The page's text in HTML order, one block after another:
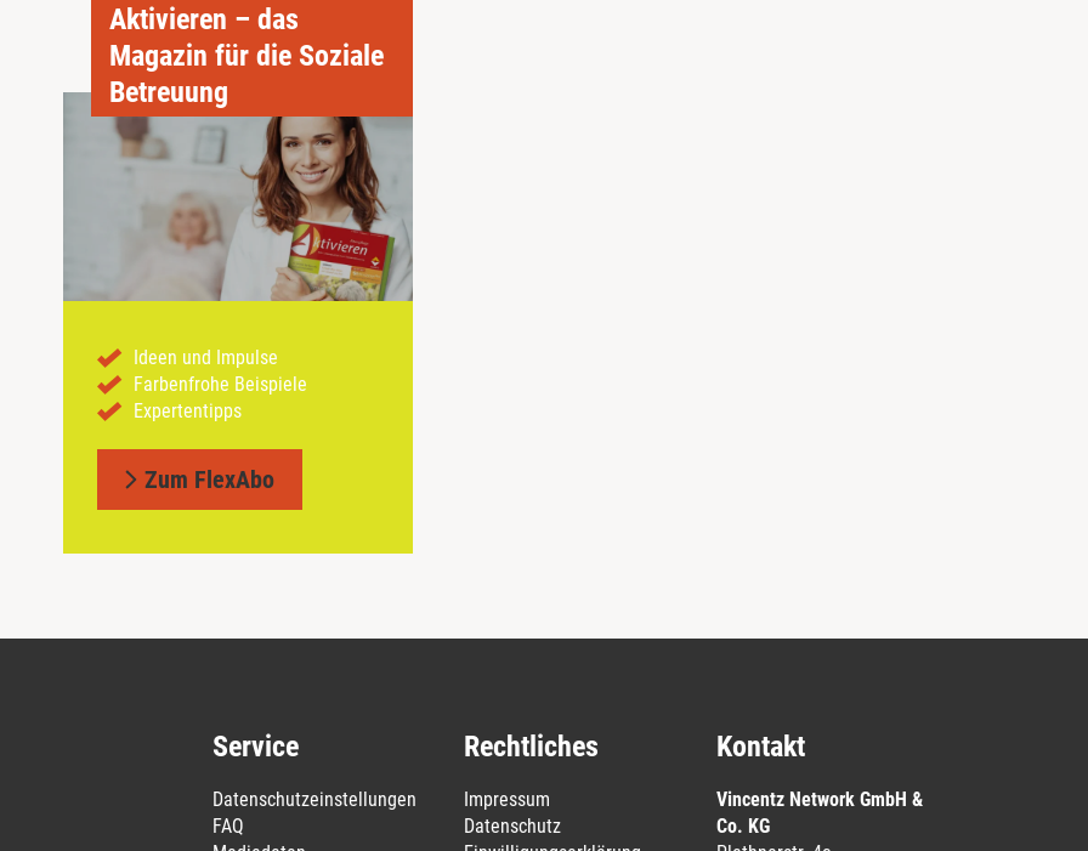
Aktivieren – das
Magazin für die Soziale
Betreuung
Ideen und Impulse
Farbenfrohe Beispiele
Expertentipps
Zum FlexAbo
Service
Datenschutzeinstellungen
FAQ
Rechtliches
Impressum
Datenschutz
Kontakt
Vincentz Network GmbH &
Co. KG